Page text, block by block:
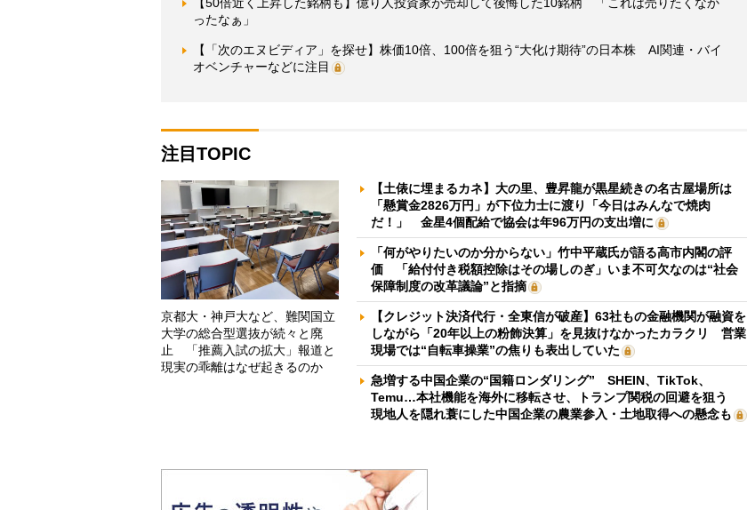
【50倍近く上昇した銘柄も】億り人投資家が売却して後悔した10銘柄 「これは売りたくなか
ったなぁ」
【「次のエヌビディア」を探せ】株価10倍、100倍を狙う“大化け期待”の日本株 AI関連・バイ
オベンチャーなどに注目
注目TOPIC
京都大・神戸大など、難関国立
大学の総合型選抜が続々と廃
止 「推薦入試の拡大」報道と
現実の乖離はなぜ起きるのか
【土俵に埋まるカネ】大の里、豊昇龍が黒星続きの名古屋場所は
「懸賞金2826万円」が下位力士に渡り「今日はみんなで焼肉
だ！」 金星4個配給で協会は年96万円の支出増に
「何がやりたいのか分からない」竹中平蔵氏が語る高市内閣の評
価 「給付付き税額控除はその場しのぎ」いま不可欠なのは“社会
保障制度の改革議論”と指摘
【クレジット決済代行・全東信が破産】63社もの金融機関が融資を
しながら「20年以上の粉飾決算」を見抜けなかったカラクリ 営業
現場では“自転車操業”の焦りも表出していた
急増する中国企業の“国籍ロンダリング” SHEIN、TikTok、
Temu…本社機能を海外に移転させ、トランプ関税の回避を狙う
現地人を隠れ蓑にした中国企業の農業参入・土地取得への懸念も